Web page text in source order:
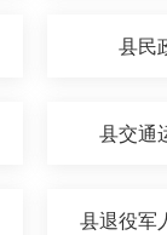
县民
县交通
县退役军